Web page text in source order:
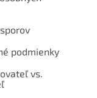
podmienky
vs.